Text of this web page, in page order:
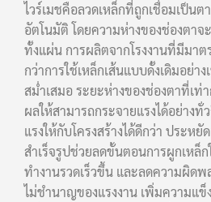
ไวร์เมชคือลวดเหล็กที่ถูกเชื่อมเป็นต
อัตโนมัติ โดยความห่างของช่องตา
ทั้งแผ่น การผลิตจากโรงงานที่มีมา
กว่าการใช้เหล็กเส้นแบบดั้งเดิมอย่า
สม่ำเสมอ ระยะห่างของช่องตาที่เ
ผลให้สามารถกระจายแรงได้อย่างทั่
แรงให้กับโครงสร้างได้ดีกว่า ประหยั
สำเร็จรูปช่วยลดขั้นตอนการผูกเหล็
ทำงานรวดเร็วขึ้น และลดความผิดพ
ไม่ชำนาญของแรงงาน เพิ่มความแข็ง